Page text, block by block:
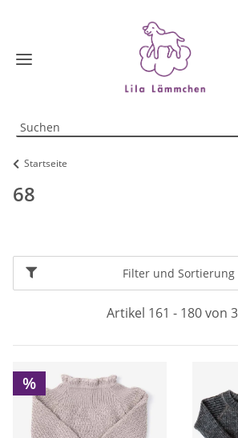
Startseite
68
Filter und Sortierung
Artikel 161 - 180 von
%